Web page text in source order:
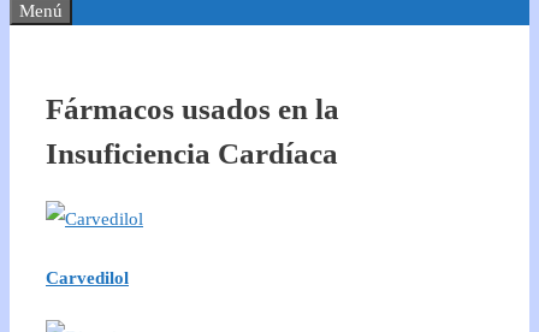
Menú
Fármacos usados en la
Insuficiencia Cardíaca
Carvedilol